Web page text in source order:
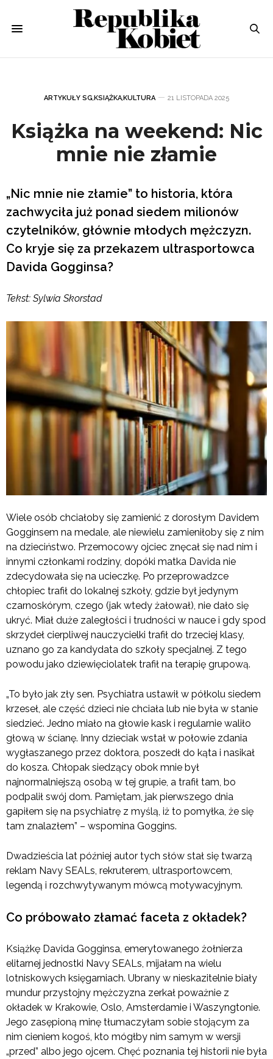
ARTYKUŁY SG,KSIĄŻKA,KULTURA 21 LISTOPADA 2025
Książka na weekend: Nic
mnie nie złamie
„Nic mnie nie złamie” to historia, która
zachwyciła już ponad siedem milionów
czytelników, głównie młodych mężczyzn.
Co kryje się za przekazem ultrasportowca
Davida Gogginsa?
Tekst: Sylwia Skorstad
Wiele osób chciałoby się zamienić z dorosłym Davidem
Gogginsem na medale, ale niewielu zamieniłoby się z nim
na dzieciństwo. Przemocowy ojciec znęcał się nad nim i
innymi członkami rodziny, dopóki matka Davida nie
zdecydowała się na ucieczkę. Po przeprowadzce
chłopiec trafił do lokalnej szkoły, gdzie był jedynym
czarnoskórym, czego (jak wtedy żałował), nie dało się
ukryć. Miał duże zaległości i trudności w nauce i gdy spod
skrzydeł cierpliwej nauczycielki trafił do trzeciej klasy,
uznano go za kandydata do szkoły specjalnej. Z tego
powodu jako dziewięciolatek trafił na terapię grupową.
„To było jak zły sen. Psychiatra ustawił w półkolu siedem
krzeseł, ale część dzieci nie chciała lub nie była w stanie
siedzieć. Jedno miało na głowie kask i regularnie waliło
głową w ścianę. Inny dzieciak wstał w połowie zdania
wygłaszanego przez doktora, poszedł do kąta i nasikał
do kosza. Chłopak siedzący obok mnie był
najnormalniejszą osobą w tej grupie, a trafił tam, bo
podpalił swój dom. Pamiętam, jak pierwszego dnia
gapiłem się na psychiatrę z myślą, iż to pomyłka, że się
tam znalazłem” – wspomina Goggins.
Dwadzieścia lat później autor tych słów stał się twarzą
reklam Navy SEALs, rekruterem, ultrasportowcem,
legendą i rozchwytywanym mówcą motywacyjnym.
Co próbowało złamać faceta z okładek?
Książkę Davida Gogginsa, emerytowanego żołnierza
elitarnej jednostki Navy SEALs, mijałam na wielu
lotniskowych księgarniach. Ubrany w nieskazitelnie biały
mundur przystojny mężczyzna zerkał poważnie z
okładek w Krakowie, Oslo, Amsterdamie i Waszyngtonie.
Jego zasępioną minę tłumaczyłam sobie stojącym za
nim cieniem kogoś, kto mógłby nim samym w wersji
„przed” albo jego ojcem. Chęć poznania tej historii nie była